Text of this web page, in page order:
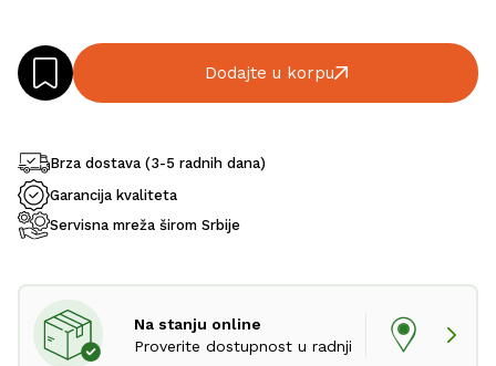
Dodajte u korpu
Brza dostava (3-5 radnih dana)
Garancija kvaliteta
Servisna mreža širom Srbije
Na stanju online
Proverite dostupnost u radnji